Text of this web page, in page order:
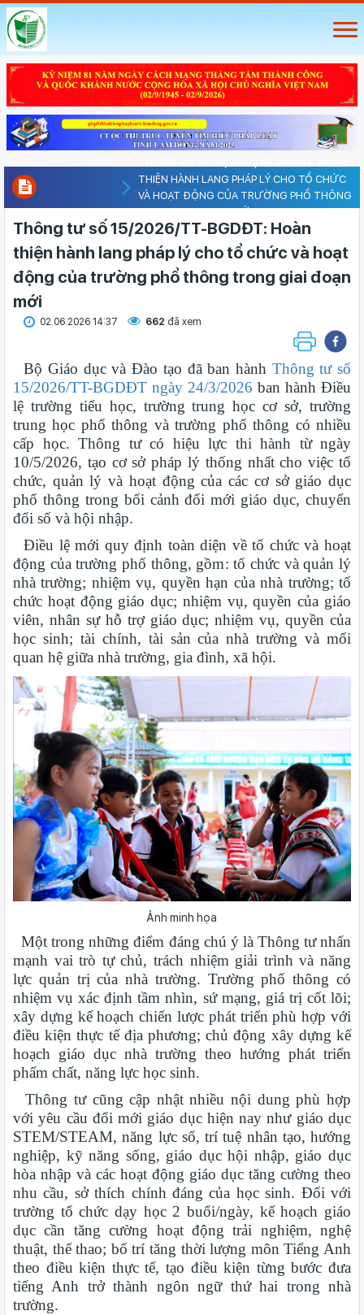
THIỆN HÀNH LANG PHÁP LÝ CHO TỔ CHỨC
VÀ HOẠT ĐỘNG CỦA TRƯỜNG PHỔ THÔNG
TRONG GIAI ĐOẠN MỚI
Thông tư số 15/2026/TT-BGDĐT: Hoàn
thiện hành lang pháp lý cho tổ chức và hoạt
động của trường phổ thông trong giai đoạn
mới
02.06.2026 14:37 662 đã xem
Bộ Giáo dục và Đào tạo đã ban hành Thông tư số
15/2026/TT-BGDĐT ngày 24/3/2026 ban hành Điều
lệ trường tiểu học, trường trung học cơ sở, trường
trung học phổ thông và trường phổ thông có nhiều
cấp học. Thông tư có hiệu lực thi hành từ ngày
10/5/2026, tạo cơ sở pháp lý thống nhất cho việc tổ
chức, quản lý và hoạt động của các cơ sở giáo dục
phổ thông trong bối cảnh đổi mới giáo dục, chuyển
đổi số và hội nhập.
Điều lệ mới quy định toàn diện về tổ chức và hoạt
động của trường phổ thông, gồm: tổ chức và quản lý
nhà trường; nhiệm vụ, quyền hạn của nhà trường; tổ
chức hoạt động giáo dục; nhiệm vụ, quyền của giáo
viên, nhân sự hỗ trợ giáo dục; nhiệm vụ, quyền của
học sinh; tài chính, tài sản của nhà trường và mối
quan hệ giữa nhà trường, gia đình, xã hội.
Ảnh minh họa
Một trong những điểm đáng chú ý là Thông tư nhấn
mạnh vai trò tự chủ, trách nhiệm giải trình và năng
lực quản trị của nhà trường. Trường phổ thông có
nhiệm vụ xác định tầm nhìn, sứ mạng, giá trị cốt lõi;
xây dựng kế hoạch chiến lược phát triển phù hợp với
điều kiện thực tế địa phương; chủ động xây dựng kế
hoạch giáo dục nhà trường theo hướng phát triển
phẩm chất, năng lực học sinh.
Thông tư cũng cập nhật nhiều nội dung phù hợp
với yêu cầu đổi mới giáo dục hiện nay như giáo dục
STEM/STEAM, năng lực số, trí tuệ nhân tạo, hướng
nghiệp, kỹ năng sống, giáo dục hội nhập, giáo dục
hòa nhập và các hoạt động giáo dục tăng cường theo
nhu cầu, sở thích chính đáng của học sinh. Đối với
trường tổ chức dạy học 2 buổi/ngày, kế hoạch giáo
dục cần tăng cường hoạt động trải nghiệm, nghệ
thuật, thể thao; bố trí tăng thời lượng môn Tiếng Anh
theo điều kiện thực tế, tạo điều kiện từng bước đưa
tiếng Anh trở thành ngôn ngữ thứ hai trong nhà
trường.